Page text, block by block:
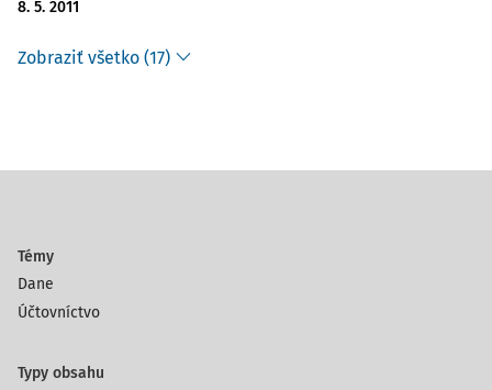
8. 5. 2011
Zobraziť všetko (17)
Témy
Dane
Účtovníctvo
Typy obsahu